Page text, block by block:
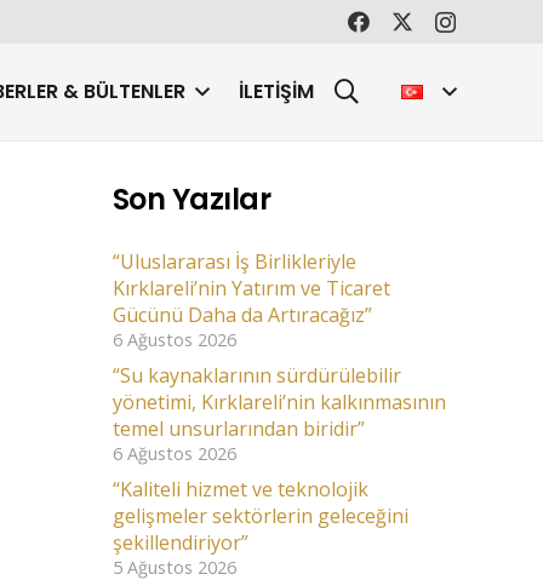
& BÜLTENLER İLETIŞIM
Son Yazılar
“Uluslararası İş Birlikleriyle
Kırklareli’nin Yatırım ve Ticaret
Gücünü Daha da Artıracağız”
6 Ağustos 2026
“Su kaynaklarının sürdürülebilir
yönetimi, Kırklareli’nin kalkınmasının
temel unsurlarından biridir”
6 Ağustos 2026
“Kaliteli hizmet ve teknolojik
gelişmeler sektörlerin geleceğini
şekillendiriyor”
5 Ağustos 2026